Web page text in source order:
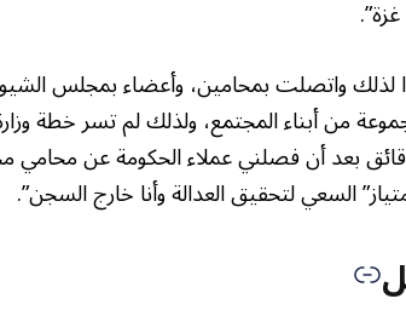
لذلك واتصلت بمحامين، وأعضاء بمجلس
من أبناء المجتمع، ولذلك لم تسر خطة
بدقائق بعد أن فصلني عملاء الحكومة عن محامي
السعي لتحقيق العدالة وأنا خارج السجن”.